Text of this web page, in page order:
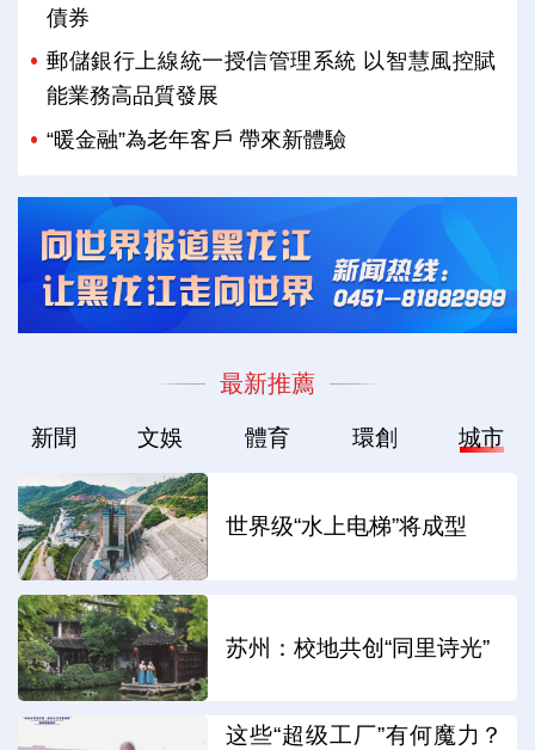
債券
郵儲銀行上線統一授信管理系統 以智慧風控賦
能業務高品質發展
“暖金融”為老年客戶 帶來新體驗
最新推薦
新聞 文娛 體育 環創 城市
世界级“水上电梯”将成型
苏州：校地共创“同里诗光”
这些“超级工厂”有何魔力？